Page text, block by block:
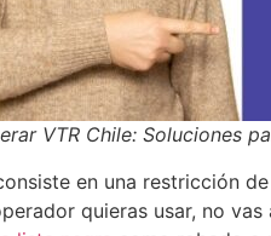
VTR Chile: Soluciones
en una restricción
quieras usar, no